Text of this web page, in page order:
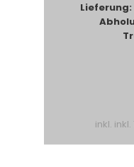
Lieferung:
inkl. inkl.